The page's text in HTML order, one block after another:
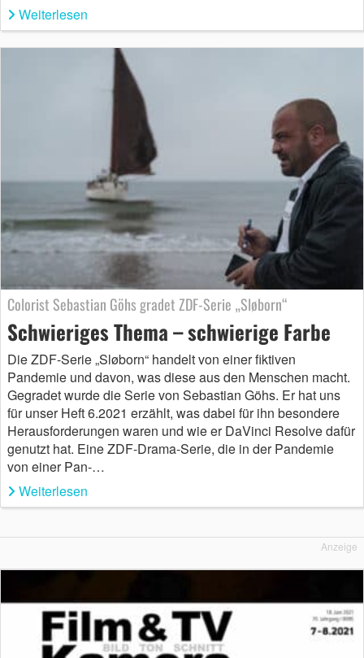
Weiterlesen
Colorist Sebastian Göhs gradet ZDF-Serie „Sløborn“
Schwieriges Thema – schwierige Farbe
Die ZDF-Serie „Sløborn“ handelt von einer fiktiven
Pandemie und davon, was diese aus den Menschen macht.
Gegradet wurde die Serie von Sebastian Göhs. Er hat uns
für unser Heft 6.2021 erzählt, was dabei für ihn besondere
Herausforderungen waren und wie er DaVinci Resolve dafür
genutzt hat. Eine ZDF-Drama-Serie, die in der Pandemie
von einer Pan-…
Weiterlesen
Anzeige